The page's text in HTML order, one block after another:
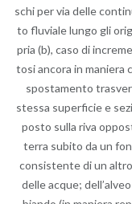
schi per via delle
to flu­via­le lungo gli
pria (b), caso di
to­si an­co­ra in ma­nie­ra
spo­sta­men­to
stes­sa su­per­fi­cie e
posto sulla riva
terra su­bi­to da un
con­si­sten­te di un
delle acque;